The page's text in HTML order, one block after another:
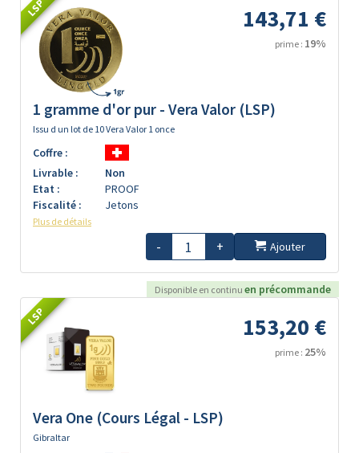
LSP 143,71 €
prime : 19%
1 gramme d'or pur - Vera Valor (LSP)
Issu d un lot de 10 Vera Valor 1 once
Coffre :
Livrable :
Non
Etat :
PROOF
Fiscalité :
Jetons
Plus de détails
- + Ajouter
Disponible en continu en précommande
LSP 153,20 €
prime : 25%
Vera One (Cours Légal - LSP)
Gibraltar